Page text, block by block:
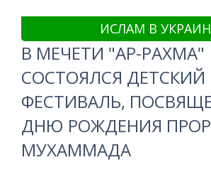
ИСЛАМ В
В МЕЧЕТИ "АР-РАХМА"
СОСТОЯЛСЯ ДЕТСКИЙ
ФЕСТИВАЛЬ,
ДНЮ РОЖДЕНИЯ
МУХАММАДА